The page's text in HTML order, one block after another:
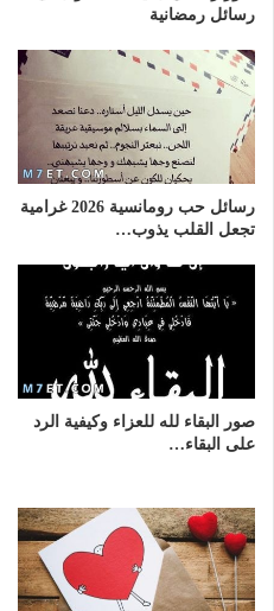
رسائل رمضانية
رسائل حب رومانسية 2026 غرامية
تجعل القلب يذوب…
صور البقاء لله للعزاء وكيفية الرد
على البقاء…